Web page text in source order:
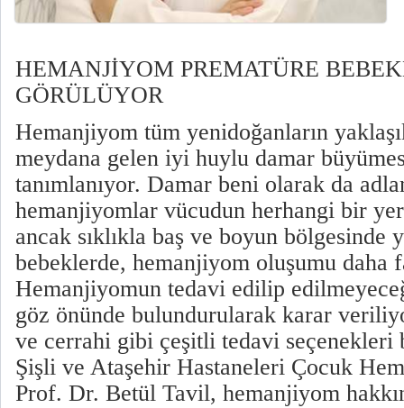
HEMANJİYOM PREMATÜRE
GÖRÜLÜYOR
Hemanjiyom tüm yenidoğanların
meydana gelen iyi huylu damar
tanımlanıyor. Damar beni olarak da
hemanjiyomlar vücudun herhangi bir
ancak sıklıkla baş ve boyun bölgesinde
bebeklerde, hemanjiyom oluşumu
Hemanjiyomun tedavi edilip
göz önünde bulundurularak karar
ve cerrahi gibi çeşitli tedavi
Şişli ve Ataşehir Hastaneleri Çocuk
Prof. Dr. Betül Tavil, hemanjiyom